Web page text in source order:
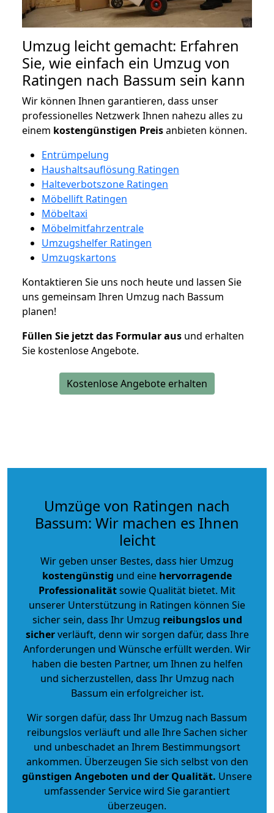
Umzug leicht gemacht: Erfahren
Sie, wie einfach ein Umzug von
Ratingen nach Bassum sein kann
Wir können Ihnen garantieren, dass unser
professionelles Netzwerk Ihnen nahezu alles zu
einem kostengünstigen Preisanbieten können.
Entrümpelung
Haushaltsauflösung Ratingen
Halteverbotszone Ratingen
Möbellift Ratingen
Möbeltaxi
Möbelmitfahrzentrale
Umzugshelfer Ratingen
Umzugskartons
Kontaktieren Sie uns noch heute und lassen Sie
uns gemeinsam Ihren Umzug nach Bassum
planen!
Füllen Sie jetzt das Formular aus und erhalten
Sie kostenlose Angebote.
Kostenlose Angebote erhalten
Umzüge von Ratingen nach
Bassum: Wir machen es Ihnen
leicht
Wir geben unser Bestes, dass hier Umzug
kostengünstig und eine hervorragende
Professionalitätsowie Qualität bietet. Mit
unserer Unterstützung in Ratingen können Sie
sicher sein, dass Ihr Umzug reibungslos und
sicherverläuft, denn wir sorgen dafür, dass Ihre
Anforderungen und Wünsche erfüllt werden. Wir
haben die besten Partner, um Ihnen zu helfen
und sicherzustellen, dass Ihr Umzug nach
Bassum ein erfolgreicher ist.
Wir sorgen dafür, dass Ihr Umzug nach Bassum
reibungslos verläuft und alle Ihre Sachen sicher
und unbeschadet an Ihrem Bestimmungsort
ankommen. Überzeugen Sie sich selbst von den
günstigen Angeboten und der Qualität. Unsere
umfassender Service wird Sie garantiert
überzeugen.